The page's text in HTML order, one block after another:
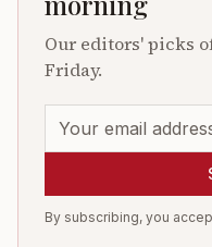
Our editors' picks
Friday.
By subscribing, you